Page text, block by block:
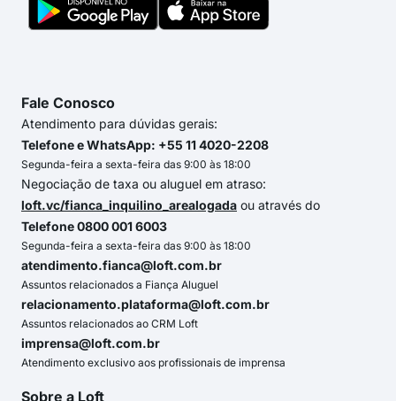
Fale Conosco
Atendimento para dúvidas gerais:
Telefone e WhatsApp: +55 11 4020-2208
Segunda-feira a sexta-feira das 9:00 às 18:00
Negociação de taxa ou aluguel em atraso:
loft.vc/fianca_inquilino_arealogada ou através do
Telefone 0800 001 6003
Segunda-feira a sexta-feira das 9:00 às 18:00
atendimento.fianca@loft.com.br
Assuntos relacionados a Fiança Aluguel
relacionamento.plataforma@loft.com.br
Assuntos relacionados ao CRM Loft
imprensa@loft.com.br
Atendimento exclusivo aos profissionais de imprensa
Sobre a Loft